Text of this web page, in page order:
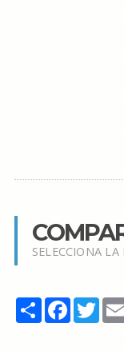
SELECCIONA LA
Share Facebook